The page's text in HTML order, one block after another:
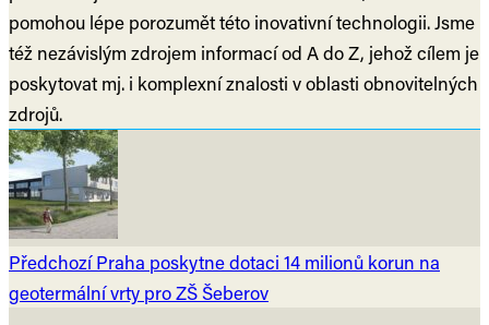
pomohou lépe porozumět této inovativní technologii. Jsme
též nezávislým zdrojem informací od A do Z, jehož cílem je
poskytovat mj. i komplexní znalosti v oblasti obnovitelných
zdrojů.
PředchozíPraha poskytne dotaci 14 milionů korun na
geotermální vrty pro ZŠ Šeberov